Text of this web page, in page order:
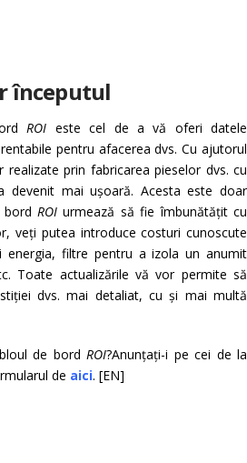
începutul
ROI este cel de a vă oferi datele
pentru afacerea dvs. Cu ajutorul
prin fabricarea pieselor dvs. cu
devenit mai ușoară. Acesta este doar
bord ROI urmează să fie îmbunătățit cu
veți putea introduce costuri cunoscute
filtre pentru a izola un anumit
Toate actualizările vă vor permite să
dvs. mai detaliat, cu și mai multă
de bord ROI?Anunțați-i pe cei de la
de aici. [EN]